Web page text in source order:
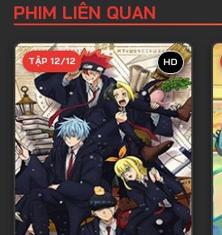
Tập 6
Tập 7
Tập 8
Tập 9
Tập 10
Tập 11
Tập 12
PHIM LIÊN QUAN
HD
TẬP 12/12